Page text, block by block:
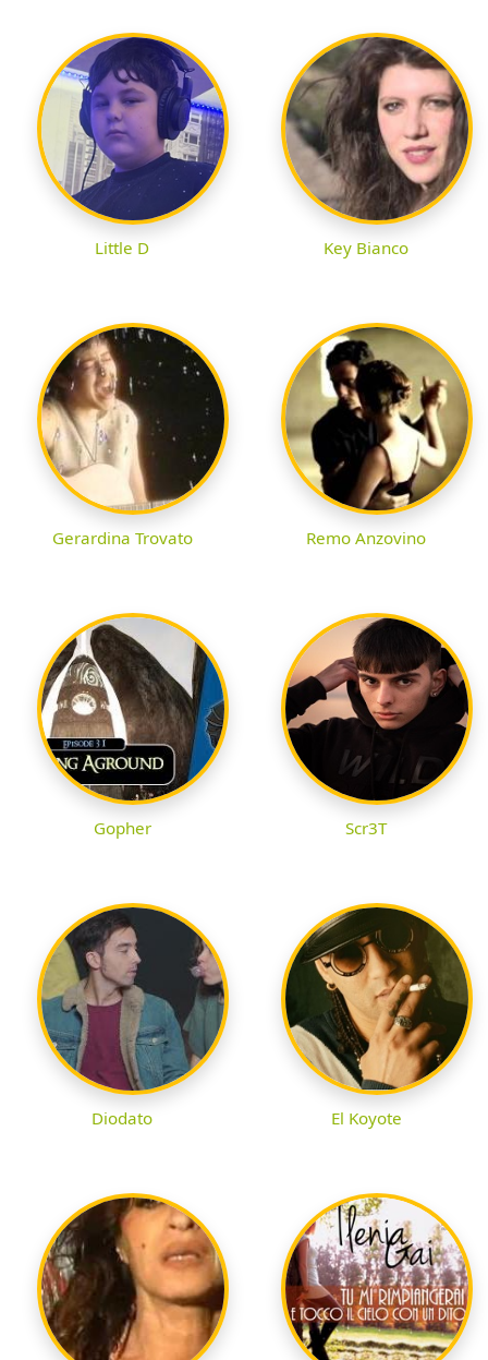
Little D Key Bianco
Gerardina Trovato Remo Anzovino
Gopher Scr3T
Diodato El Koyote